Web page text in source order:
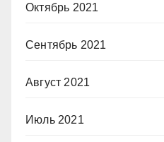
Октябрь 2021
Сентябрь 2021
Август 2021
Июль 2021